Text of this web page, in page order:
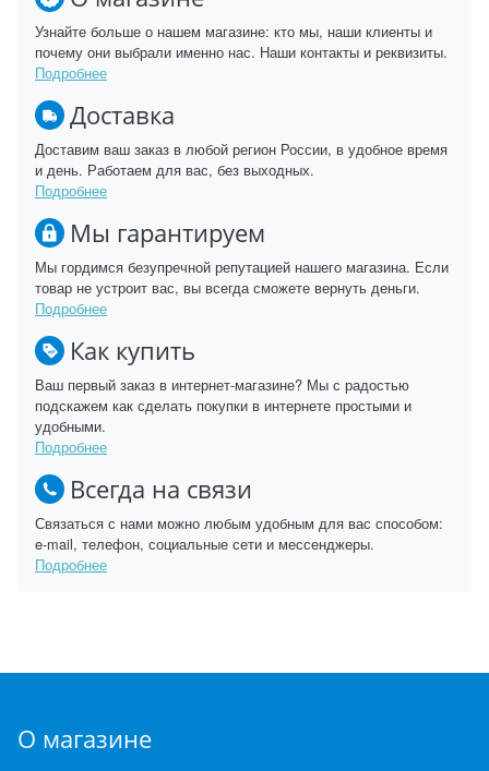
Узнайте больше о нашем магазине: кто мы, наши клиенты и
почему они выбрали именно нас. Наши контакты и реквизиты.
Подробнее
Доставка
Доставим ваш заказ в любой регион России, в удобное время
и день. Работаем для вас, без выходных.
Подробнее
Мы гарантируем
Мы гордимся безупречной репутацией нашего магазина. Если
товар не устроит вас, вы всегда сможете вернуть деньги.
Подробнее
Как купить
Ваш первый заказ в интернет-магазине? Мы с радостью
подскажем как сделать покупки в интернете простыми и
удобными.
Подробнее
Всегда на связи
Связаться с нами можно любым удобным для вас способом:
e-mail, телефон, социальные сети и мессенджеры.
Подробнее
О магазине